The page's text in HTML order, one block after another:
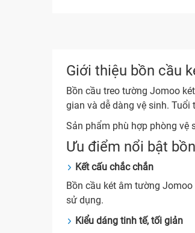
Giới thiệu bồn cầu
Bồn cầu treo tường Jomoo
gian và dễ dàng vệ sinh.
Sản phẩm phù hợp phòng vệ
Ưu điểm nổi bật
Kết cấu chắc chắn
Bồn cầu két âm tường
sử dụng.
Kiểu dáng tinh tế, tối giản